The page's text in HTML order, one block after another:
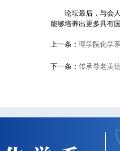
论坛最后，与会
能够培养出更多具有
上一条： 理学院化学
下一条： 传承尊老美